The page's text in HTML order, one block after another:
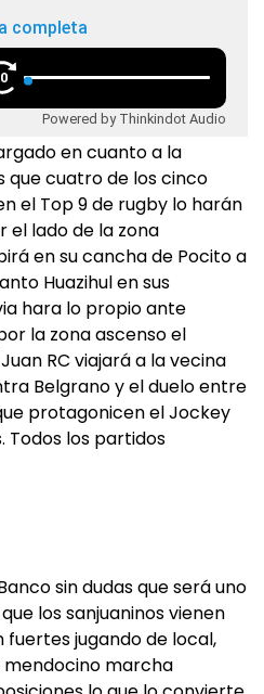
completa
Powered by Thinkindot Audio
en cuanto a la
que cuatro de los cinco
el Top 9 de rugby lo harán
el lado de la zona
en su cancha de Pocito a
Huazihul en sus
hara lo propio ante
la zona ascenso el
RC viajará a la vecina
Belgrano y el duelo entre
protagonicen el Jockey
Todos los partidos
sin dudas que será uno
los sanjuaninos vienen
jugando de local,
marcha